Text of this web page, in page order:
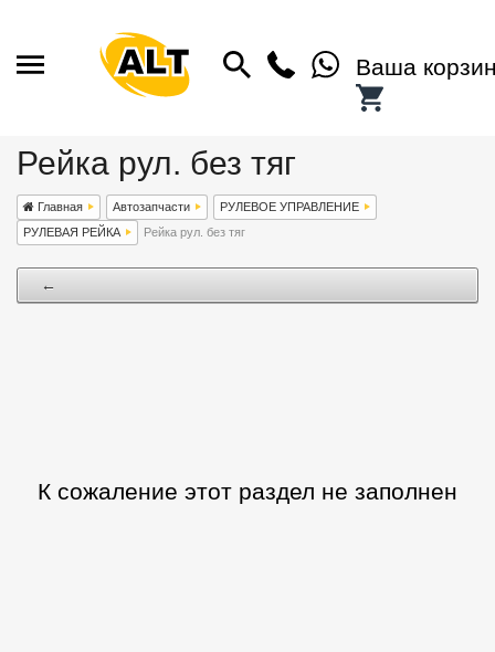
Ваша
Рейка рул. без тяг
Главная Автозапчасти
РУЛЕВОЕ УПРАВЛЕНИЕ
РУЛЕВАЯ РЕЙКА
Рейка рул. без тяг
←
К сожаление этот раздел не заполнен